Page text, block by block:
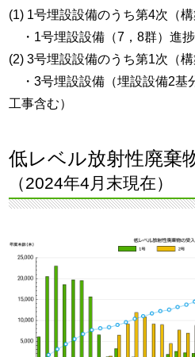
(1) 1号埋設設備のうち第4次（
・1号埋設設備（7，8群）進
(2) 3号埋設設備のうち第1次（
・3号埋設設備（埋設設備2基
工事含む）
低レベル放射性廃棄
（2024年4月末現在）